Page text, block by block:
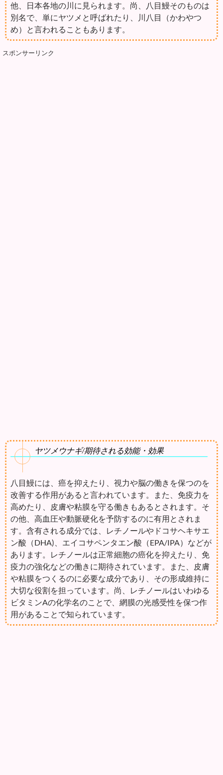
他、日本各地の川に見られます。尚、八目鰻そのものは
別名で、単にヤツメと呼ばれたり、川八目（かわやつ
め）と言われることもあります。
スポンサーリンク
ヤツメウナギ/期待される効能・効果
八目鰻には、癌を抑えたり、視力や脳の働きを保つのを
改善する作用があると言われています。また、免疫力を
高めたり、皮膚や粘膜を守る働きもあるとされます。そ
の他、高血圧や動脈硬化を予防するのに有用とされま
す。含有される成分では、レチノールやドコサヘキサエ
ン酸（DHA)、エイコサペンタエン酸（EPA/IPA）などが
あります。レチノールは正常細胞の癌化を抑えたり、免
疫力の強化などの働きに期待されています。また、皮膚
や粘膜をつくるのに必要な成分であり、その形成維持に
大切な役割を担っています。尚、レチノールはいわゆる
ビタミンAの化学名のことで、網膜の光感受性を保つ作
用があることで知られています。